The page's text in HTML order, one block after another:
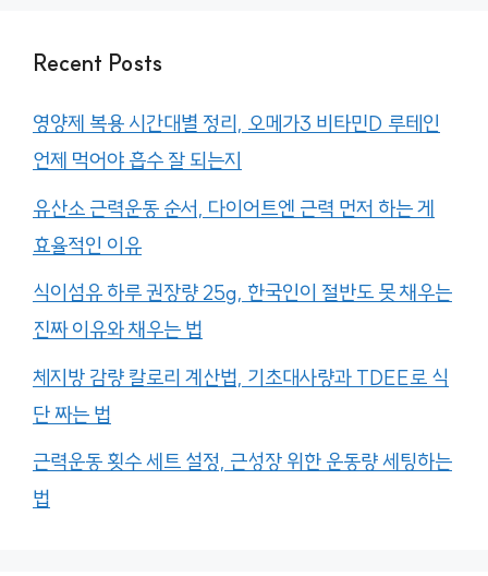
Recent Posts
영양제 복용 시간대별 정리, 오메가3 비타민D 루테인
언제 먹어야 흡수 잘 되는지
유산소 근력운동 순서, 다이어트엔 근력 먼저 하는 게
효율적인 이유
식이섬유 하루 권장량 25g, 한국인이 절반도 못 채우는
진짜 이유와 채우는 법
체지방 감량 칼로리 계산법, 기초대사량과 TDEE로 식
단 짜는 법
근력운동 횟수 세트 설정, 근성장 위한 운동량 세팅하는
법